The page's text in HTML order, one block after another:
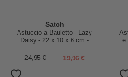
Satch
Astuccio a Bauletto - Lazy
Daisy - 22 x 10 x 6 cm -
24,95 € 19,96 €
e